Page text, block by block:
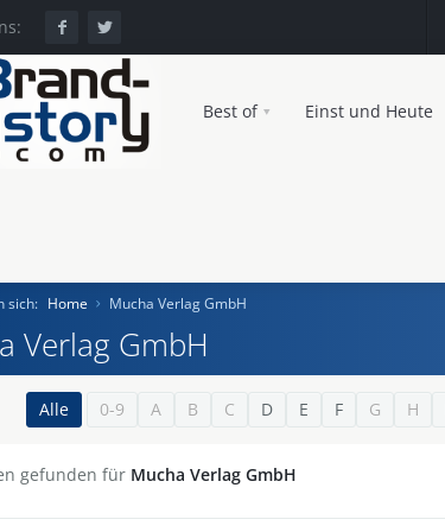
Best of Einst und Heute
sich: Home Mucha Verlag GmbH
Verlag GmbH
Alle 0-9 A B C D E F G H
gefunden für Mucha Verlag GmbH